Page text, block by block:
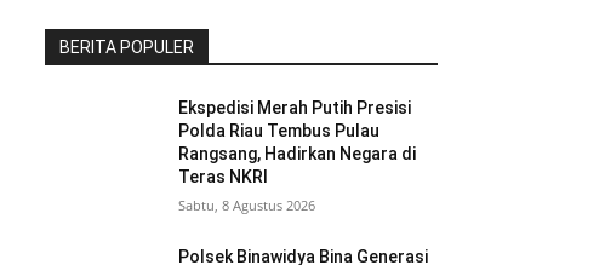
BERITA POPULER
Ekspedisi Merah Putih Presisi
Polda Riau Tembus Pulau
Rangsang, Hadirkan Negara di
Teras NKRI
Sabtu, 8 Agustus 2026
Polsek Binawidya Bina Generasi